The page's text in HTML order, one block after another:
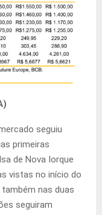
seguiu
primeiras
de Nova Iorque
vistas no início do
nas duas
seguiram